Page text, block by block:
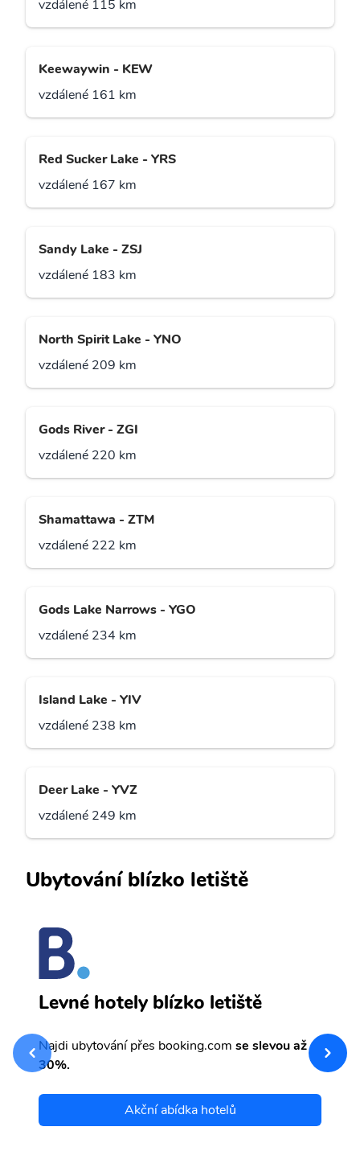
vzdálené 115 km
Keewaywin - KEW
vzdálené 161 km
Red Sucker Lake - YRS
vzdálené 167 km
Sandy Lake - ZSJ
vzdálené 183 km
North Spirit Lake - YNO
vzdálené 209 km
Gods River - ZGI
vzdálené 220 km
Shamattawa - ZTM
vzdálené 222 km
Gods Lake Narrows - YGO
vzdálené 234 km
Island Lake - YIV
vzdálené 238 km
Deer Lake - YVZ
vzdálené 249 km
Ubytování blízko letiště
Levné hotely blízko letiště
Najdi ubytování přes booking.com se slevou až
30%.
Akční abídka hotelů